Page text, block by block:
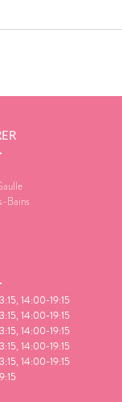
Bains
14:00-19:15
14:00-19:15
14:00-19:15
14:00-19:15
14:00-19:15